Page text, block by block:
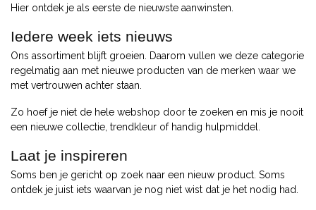
Hier ontdek je als eerste de nieuwste aanwinsten.
Iedere week iets nieuws
Ons assortiment blijft groeien. Daarom vullen we deze categorie
regelmatig aan met nieuwe producten van de merken waar we
met vertrouwen achter staan.
Zo hoef je niet de hele webshop door te zoeken en mis je nooit
een nieuwe collectie, trendkleur of handig hulpmiddel.
Laat je inspireren
Soms ben je gericht op zoek naar een nieuw product. Soms
ontdek je juist iets waarvan je nog niet wist dat je het nodig had.